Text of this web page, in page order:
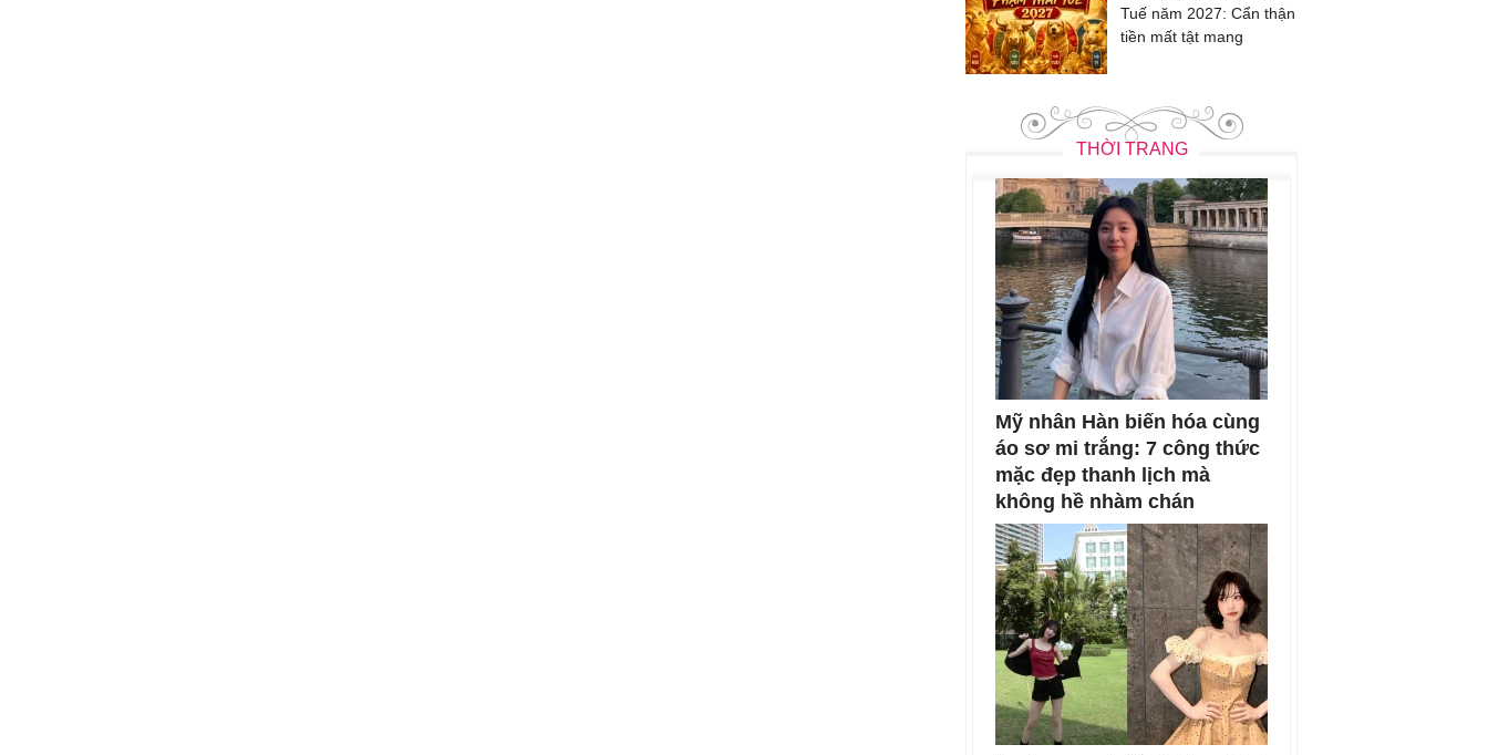
Tuế năm 2027: Cẩn thận
tiền mất tật mang
THỜI TRANG
Mỹ nhân Hàn biến hóa cùng
áo sơ mi trắng: 7 công thức
mặc đẹp thanh lịch mà
không hề nhàm chán